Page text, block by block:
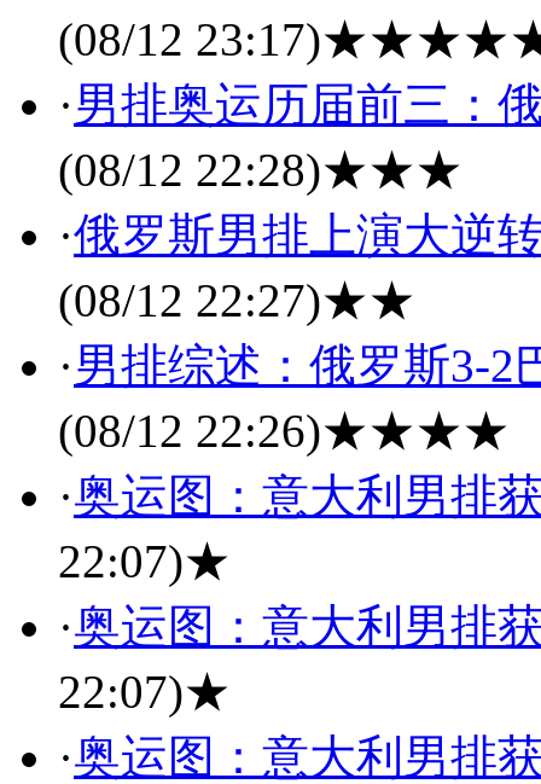
(08/12 23:17)
·男排奥运历届前三：
(08/12 22:28)★★★
·俄罗斯男排上演大逆
(08/12 22:27)★★
·男排综述：俄罗斯3-2
(08/12 22:26)★★★★
·奥运图：意大利男排
22:07)★
·奥运图：意大利男排
22:07)★
·奥运图：意大利男排